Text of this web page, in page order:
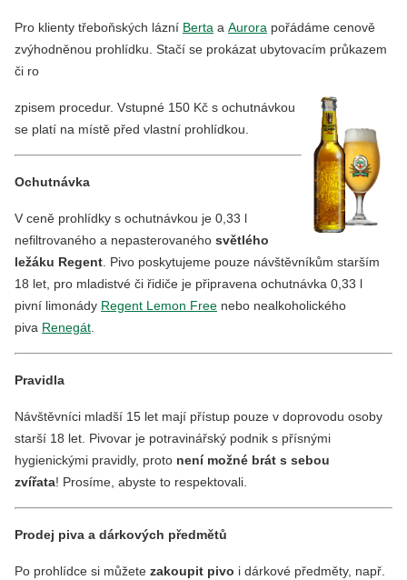
Pro klienty třeboňských lázní Berta a Aurora pořádáme cenově
zvýhodněnou prohlídku. Stačí se prokázat ubytovacím průkazem
či ro
zpisem procedur. Vstupné 150 Kč s ochutnávkou
se platí na místě před vlastní prohlídkou.
Ochutnávka
V ceně prohlídky s ochutnávkou je 0,33 l
nefiltrovaného a nepasterovaného světlého
ležáku Regent. Pivo poskytujeme pouze návštěvníkům starším
18 let, pro mladistvé či řidiče je připravena ochutnávka 0,33 l
pivní limonády Regent Lemon Free nebo nealkoholického
piva Renegát.
Pravidla
Návštěvníci mladší 15 let mají přístup pouze v doprovodu osoby
starší 18 let. Pivovar je potravinářský podnik s přísnými
hygienickými pravidly, proto není možné brát s sebou
zvířata! Prosíme, abyste to respektovali.
Prodej piva a dárkových předmětů
Po prohlídce si můžete zakoupit pivo i dárkové předměty, např.